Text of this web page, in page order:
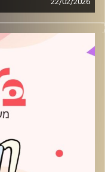
מוזיקה רגועה לפתוח
קרדיט תמונות: